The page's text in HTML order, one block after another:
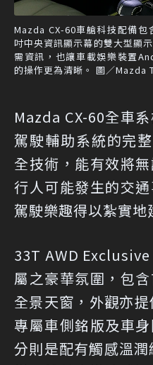
Mazda CX-60車艙科技配備
吋中央資訊顯示幕的雙大型顯
需資訊，也讓車載娛樂裝置
的操作更為清晰。 圖／Mazda
Mazda CX-60全車
駕駛輔助系統的完
全技術，能有效將
行人可能發生的交
駕駛樂趣得以紮實地
33T AWD
屬之豪華氛圍，包
全景天窗，外觀亦
專屬車側銘版及車
分則是配有觸感溫